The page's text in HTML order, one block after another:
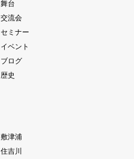
舞台
交流会
セミナー
イベント
ブログ
歴史
敷津浦
住吉川